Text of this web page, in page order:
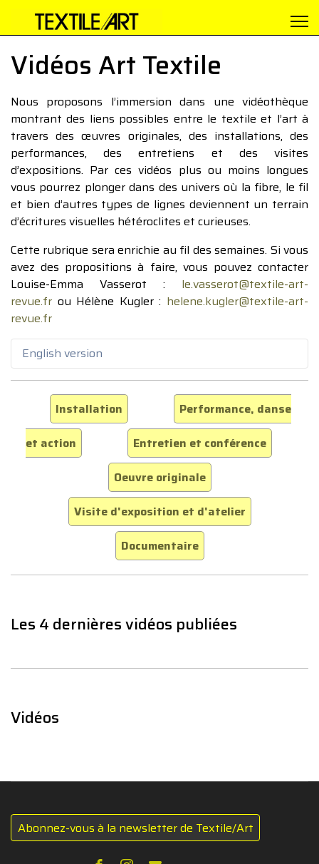
Vidéos Art Textile
Nous proposons l’immersion dans une vidéothèque
montrant des liens possibles entre le textile et l’art à
travers des œuvres originales, des installations, des
performances, des entretiens et des visites
d’expositions. Par ces vidéos plus ou moins longues
vous pourrez plonger dans des univers où la fibre, le fil
et bien d’autres types de lignes deviennent un terrain
d’écritures visuelles hétéroclites et curieuses.
Cette rubrique sera enrichie au fil des semaines. Si vous
avez des propositions à faire, vous pouvez contacter
Louise-Emma Vasserot : le.vasserot@textile-art-
revue.fr ou Hélène Kugler : helene.kugler@textile-art-
revue.fr
English version
Installation
Performance, danse
et action
Entretien et conférence
Oeuvre originale
Visite d'exposition et d'atelier
Documentaire
Les 4 dernières vidéos publiées
Vidéos
Abonnez-vous à la newsletter de Textile/Art